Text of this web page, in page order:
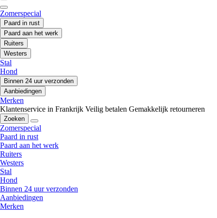
Zomerspecial
Paard in rust
Paard aan het werk
Ruiters
Westers
Stal
Hond
Binnen 24 uur verzonden
Aanbiedingen
Merken
Klantenservice in Frankrijk Veilig betalen Gemakkelijk retourneren
Zoeken
Zomerspecial
Paard in rust
Paard aan het werk
Ruiters
Westers
Stal
Hond
Binnen 24 uur verzonden
Aanbiedingen
Merken